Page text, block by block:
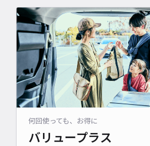
駐車場は早朝からあっという間にどこも「
い、空きを探して不慣れな住宅街の細い路地
よううちに、身動きが取れなくなる「駐車場
非常に過酷な激戦エリアなのです。ずっと楽
われるお参りや、絶景広場でのワクワクする
「駐車場待ちの果てしない大渋滞にはまって
ンチに間に合わない！」と車内で焦ったり、
中での空き探しに疲れ果ててしまったりする
を確保しておくのがオススメです！駐車場を
パニックとなる観光シーズンや週末の佐倉市
何回使っても、お得に
バリュープラス